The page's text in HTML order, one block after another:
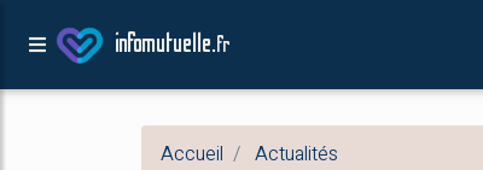
infomutuelle.fr
Accueil Actualités